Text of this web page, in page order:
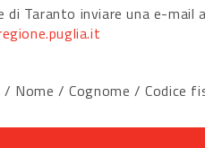
di Taranto inviare una e-mail
/ Nome / Cognome / Codice